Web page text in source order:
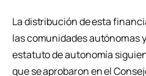
La distribución de esta
las comunidades autónomas
estatuto de autonomía
que se aprobaron en el